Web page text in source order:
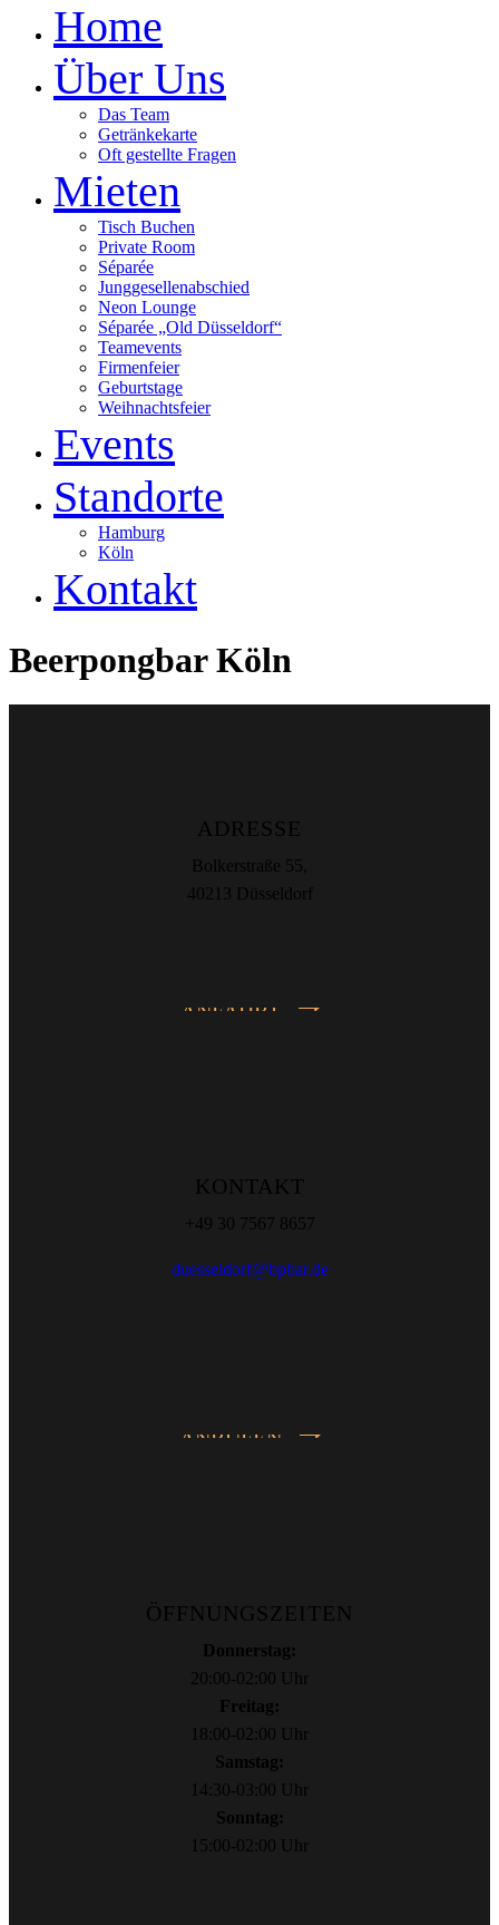
Home
Über Uns
Das Team
Getränkekarte
Oft gestellte Fragen
Mieten
Tisch Buchen
Private Room
Séparée
Junggesellenabschied
Neon Lounge
Séparée „Old Düsseldorf“
Teamevents
Firmenfeier
Geburtstage
Weihnachtsfeier
Events
Standorte
Hamburg
Köln
Kontakt
Beerpongbar Köln
ADRESSE
Bolkerstraße 55,
40213 Düsseldorf
ANFAHRT
KONTAKT
+49 30 7567 8657
duesseldorf@bpbar.de
ANRUFEN
ÖFFNUNGSZEITEN
Donnerstag:
20:00-02:00 Uhr
Freitag:
18:00-02:00 Uhr
Samstag:
14:30-03:00 Uhr
Sonntag:
15:00-02:00 Uhr